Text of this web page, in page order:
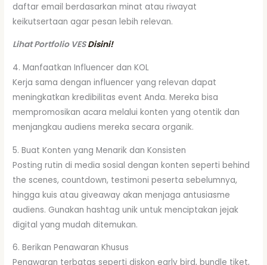
daftar email berdasarkan minat atau riwayat
keikutsertaan agar pesan lebih relevan.
Lihat Portfolio VESDisini!
4. Manfaatkan Influencer dan KOL
Kerja sama dengan influencer yang relevan dapat
meningkatkan kredibilitas event Anda. Mereka bisa
mempromosikan acara melalui konten yang otentik dan
menjangkau audiens mereka secara organik.
5. Buat Konten yang Menarik dan Konsisten
Posting rutin di media sosial dengan konten seperti behind
the scenes, countdown, testimoni peserta sebelumnya,
hingga kuis atau giveaway akan menjaga antusiasme
audiens. Gunakan hashtag unik untuk menciptakan jejak
digital yang mudah ditemukan.
6. Berikan Penawaran Khusus
Penawaran terbatas seperti diskon early bird, bundle tiket,